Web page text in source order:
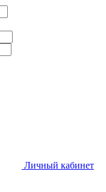
Личный кабинет